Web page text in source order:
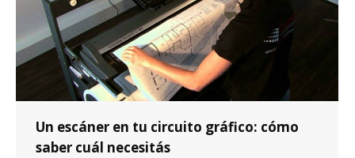
Un escáner en tu circuito gráfico: cómo
saber cuál necesitás